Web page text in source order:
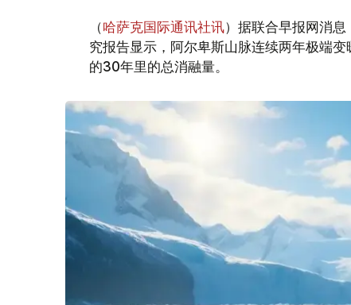
（哈萨克国际通讯社讯）据联合早报网消
究报告显示，阿尔卑斯山脉连续两年极端
的30年里的总消融量。